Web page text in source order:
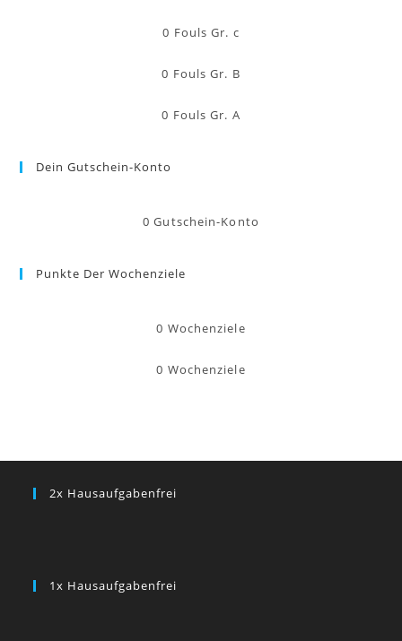
0 Fouls Gr. c
0 Fouls Gr. B
0 Fouls Gr. A
Dein Gutschein-Konto
0 Gutschein-Konto
Punkte Der Wochenziele
0 Wochenziele
0 Wochenziele
2x Hausaufgabenfrei
1x Hausaufgabenfrei